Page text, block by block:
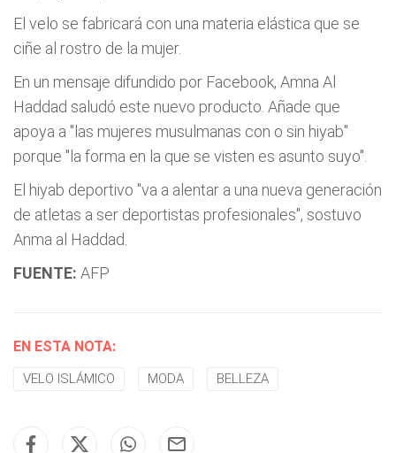
El velo se fabricará con una materia elástica que se
ciñe al rostro de la mujer.
En un mensaje difundido por Facebook, Amna Al
Haddad saludó este nuevo producto. Añade que
apoya a "las mujeres musulmanas con o sin hiyab"
porque "la forma en la que se visten es asunto suyo".
El hiyab deportivo "va a alentar a una nueva generación
de atletas a ser deportistas profesionales", sostuvo
Anma al Haddad.
FUENTE: AFP
EN ESTA NOTA:
VELO ISLÁMICO MODA BELLEZA